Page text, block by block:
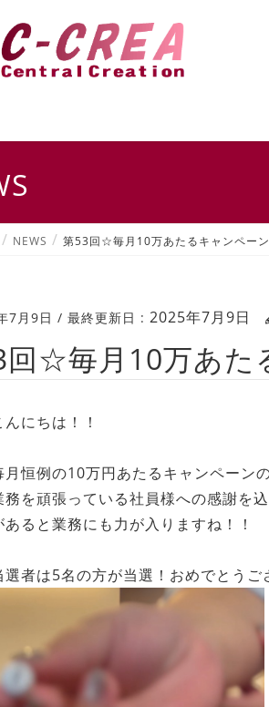
NEWS 第53回☆毎月10万あたるキャンペー
7月9日 / 最終更新日 : 2025年7月9日
回☆毎月10万あ
にちは！！
月恒例の10万円あたるキャンペーン
を頑張っている社員様への感謝を込
ると業務にも力が入りますね！！
選者は5名の方が当選！おめでとうご